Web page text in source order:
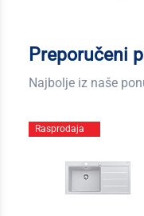
Preporučeni
Najbolje iz naše
Rasprodaja